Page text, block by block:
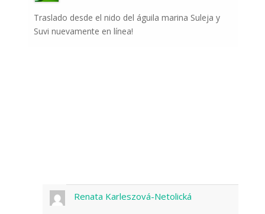
Traslado desde el nido del águila marina Suleja y
Suvi nuevamente en línea!
Renata Karleszová-Netolická